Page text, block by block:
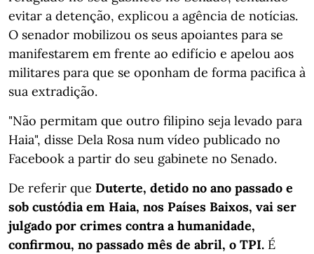
evitar a detenção, explicou a agência de notícias.
O senador mobilizou os seus apoiantes para se
manifestarem em frente ao edifício e apelou aos
militares para que se oponham de forma pacifica à
sua extradição.
"Não permitam que outro filipino seja levado para
Haia", disse Dela Rosa num vídeo publicado no
Facebook a partir do seu gabinete no Senado.
De referir que Duterte, detido no ano passado e
sob custódia em Haia, nos Países Baixos, vai ser
julgado por crimes contra a humanidade,
confirmou, no passado mês de abril, o TPI. É